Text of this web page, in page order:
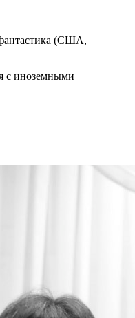
(США,
с иноземными